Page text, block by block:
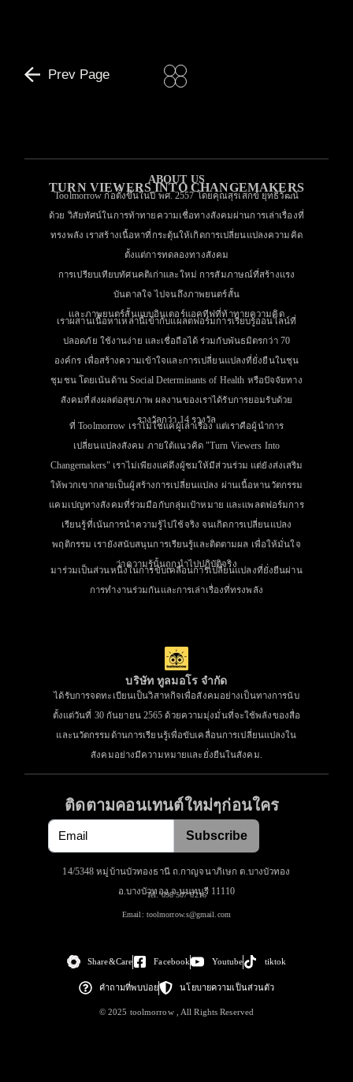
Prev Page
ABOUT US
TURN VIEWERS INTO CHANGEMAKERS
Toolmorrow ก่อตั้งขึ้นในปี พศ. 2557 โดยคุณสุรเสกข์ ยุทธิวัฒน์
ด้วย วิสัยทัศน์ในการท้าทายความเชื่อทางสังคมผ่านการเล่าเรื่องที่
ทรงพลัง เราสร้างเนื้อหาที่กระตุ้นให้เกิดการเปลี่ยนแปลงความคิด
ตั้งแต่การทดลองทางสังคม
การเปรียบเทียบทัศนคติเก่าและใหม่ การสัมภาษณ์ที่สร้างแรง
บันดาลใจ ไปจนถึงภาพยนตร์สั้น
และภาพยนตร์สั้นแบบอินเตอร์แอคทีฟที่ท้าทายความคิด
เราผสานเนื้อหาเหล่านี้เข้ากับแผลตฟอร์มการเรียบรู้ออนไลน์ที่
ปลอดภัย ใช้งานง่าย และเชื่อถือได้ ร่วมกับพันธมิตรกว่า 70
องค์กร เพื่อสร้างความเข้าใจและการเปลี่ยนแปลงที่ยั่งยืนในชุน
ชุมชน โดยเน้นด้าน Social Determinants of Health หรือปัจจัยทาง
สังคมที่ส่งผลต่อสุขภาพ ผลงานของเราได้รับการยอมรับด้วย
รางวัลกว่า 14 รางวัล
ที่ Toolmorrow เราไม่ใช่แค่ผู้เล่าเรื่อง แต่เราคือผู้นำการ
เปลี่ยนแปลงสังคม ภายใต้แนวคิด "Turn Viewers Into
Changemakers" เราไม่เพียงแค่ดึงผู้ชมให้มีส่วนร่วม แต่ยังส่งเสริม
ให้พวกเขากลายเป็นผู้สร้างการเปลี่ยนแปลง ผ่านเนื้อหานวัตกรรม
แคมเปญทางสังคมที่ร่วมมือกับกลุ่มเป้าหมาย และแพลตฟอร์มการ
เรียนรู้ที่เน้นการนำความรู้ไปใช้จริง จนเกิดการเปลี่ยนแปลง
พฤติกรรม เรายังสนับสนุนการเรียนรู้และติดตามผล เพื่อให้มั่นใจ
ว่าความรู้นั้นถูกนำไปปฏิบัติจริง
มาร่วมเป็นส่วนหนึ่งในการขับเคลื่อนการเปลี่ยนแปลงที่ยั่งยืนผ่าน
การทำงานร่วมกันและการเล่าเรื่องที่ทรงพลัง
บริษัท ทูลมอโร จำกัด
ได้รับการจดทะเบียนเป็นวิสาหกิจเพื่อสังคมอย่างเป็นทางการนับ
ตั้งแต่วันที่ 30 กันยายน 2565 ด้วยความมุ่งมั่นที่จะใช้พลังของสื่อ
และนวัตกรรมด้านการเรียนรู้เพื่อขับเคลื่อนการเปลี่ยนแปลงใน
สังคมอย่างมีความหมายและยั่งยืนในสังคม.
ติดตามคอนเทนต์ใหม่ๆก่อนใคร
Subscribe
14/5348 หมู่บ้านบัวทองธานี ถ.กาญจนาภิเษก ต.บางบัวทอง
อ.บางบัวทอง จ.นนทบุรี 11110
Tel. 098 507 6216
Email: toolmorrow.s@gmail.com
Share&Care Facebook Youtube tiktok
คำถามที่พบบ่อย นโยบายความเป็นส่วนตัว
© 2025 toolmorrow , All Rights Reserved